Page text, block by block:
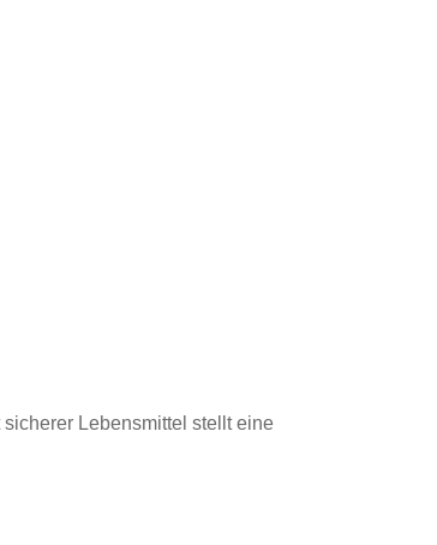
Lebensmittel stellt eine